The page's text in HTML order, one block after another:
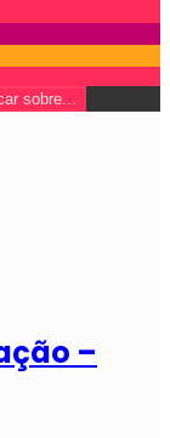
sobre...
–